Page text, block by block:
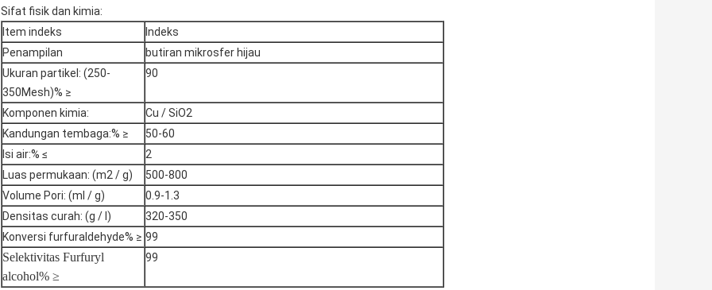
Sifat fisik dan kimia:
Item indeks
Indeks
Penampilan
butiran mikrosfer hijau
Ukuran partikel: (250-
350Mesh)% ≥
90
Komponen kimia:
Cu / SiO2
Kandungan tembaga:% ≥
50-60
Isi air:% ≤
2
Luas permukaan: (m2 / g)
500-800
Volume Pori: (ml / g)
0.9-1.3
Densitas curah: (g / l)
320-350
Konversi furfuraldehyde% ≥ 99
Selektivitas Furfuryl
alcohol% ≥
99